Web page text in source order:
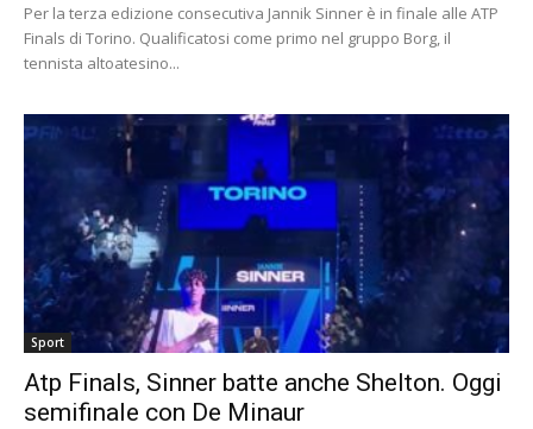
Per la terza edizione consecutiva Jannik Sinner è in finale alle ATP
Finals di Torino. Qualificatosi come primo nel gruppo Borg, il
tennista altoatesino...
Sport
Atp Finals, Sinner batte anche Shelton. Oggi
semifinale con De Minaur